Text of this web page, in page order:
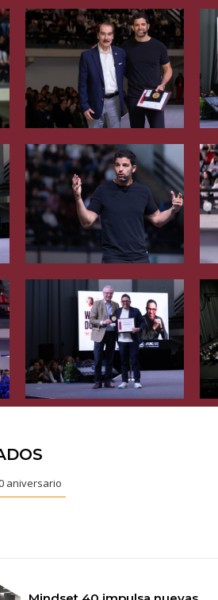
aniversario